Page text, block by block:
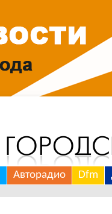
Авторадио Dfm